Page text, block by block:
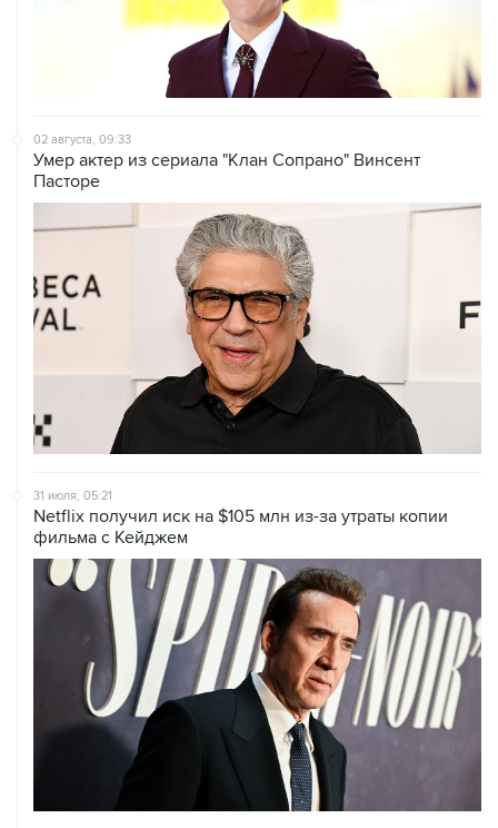
02 августа, 09:33
Умер актер из сериала "Клан Сопрано" Винсент
Пасторе
31 июля, 05:21
Netflix получил иск на $105 млн из-за утраты копии
фильма с Кейджем